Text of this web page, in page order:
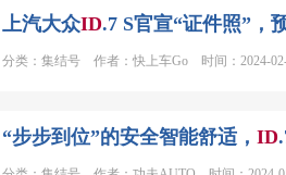
上汽大众ID.7 S官宣“证件照”，
分类：集结号 作者：快上车Go 时间：2024-
“步步到位”的安全智能舒适， ID